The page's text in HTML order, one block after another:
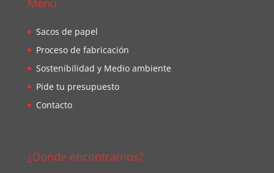
Menu
Sacos de papel
Proceso de fabricación
Sostenibilidad y Medio ambiente
Pide tu presupuesto
Contacto
¿Donde encontrarnos?